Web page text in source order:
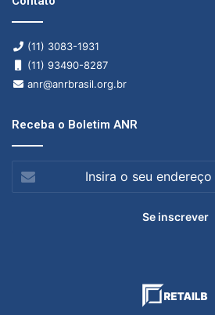
(11) 3083-1931
(11) 93490-8287
anr@anrbrasil.org.br
Receba o Boletim ANR